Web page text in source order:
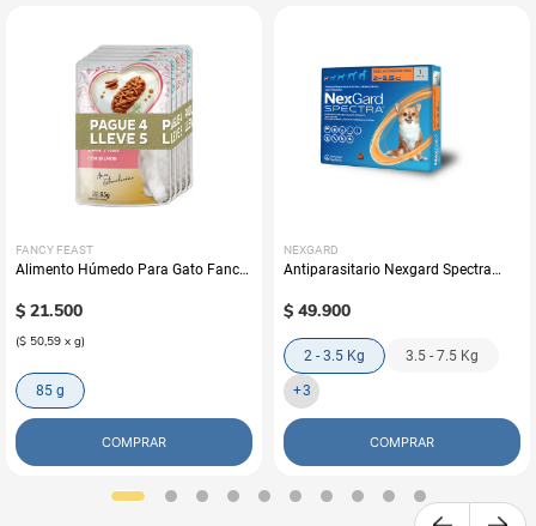
FANCY FEAST
Alimento Húmedo Para Gato Fancy
Lleve 5
$ 21.500
($ 50,59 x g)
85 g
COMPRAR
NEXGARD
Antiparasitario Nexgard Spectra
$ 49.900
2 - 3.5 Kg 3.5 - 7.5 Kg
+3
COMPRAR